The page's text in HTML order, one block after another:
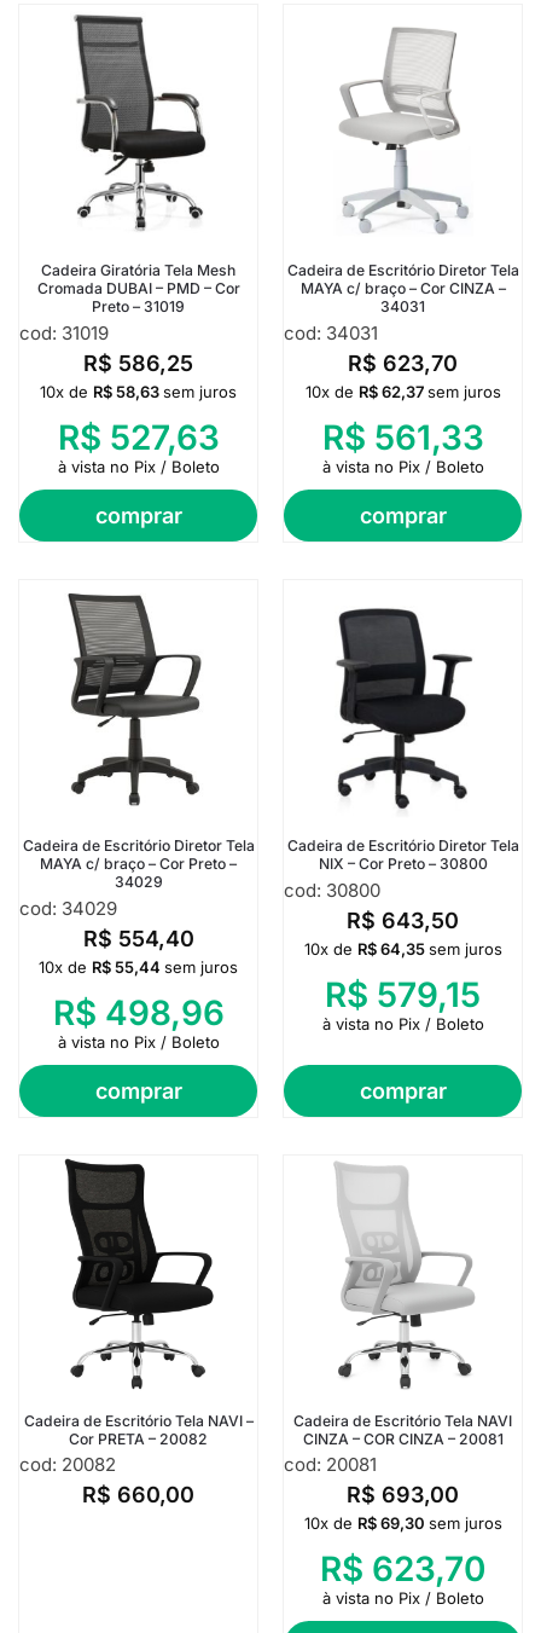
Cadeira Giratória Tela Mesh
Cromada DUBAI – PMD – Cor
Preto – 31019
cod: 31019
R$ 586,25
comprar
10x de R$58,63sem juros
R$ 527,63
à vista no Pix / Boleto
Cadeira de Escritório Diretor Tela
MAYA c/ braço – Cor CINZA –
34031
cod: 34031
R$ 623,70
comprar
10x de R$62,37 sem juros
R$ 561,33
à vista no Pix / Boleto
Cadeira de Escritório Diretor Tela
MAYA c/ braço – Cor Preto –
34029
cod: 34029
R$ 554,40
comprar
10x de R$55,44 sem juros
R$ 498,96
à vista no Pix / Boleto
Cadeira de Escritório Diretor Tela
NIX – Cor Preto – 30800
cod: 30800
R$ 643,50
comprar
10x de R$64,35 sem juros
R$ 579,15
à vista no Pix / Boleto
Cadeira de Escritório Tela NAVI –
Cor PRETA – 20082
cod: 20082
R$ 660,00
Cadeira de Escritório Tela NAVI
CINZA – COR CINZA – 20081
cod: 20081
R$ 693,00
10x de R$69,30 sem juros
R$ 623,70
à vista no Pix / Boleto